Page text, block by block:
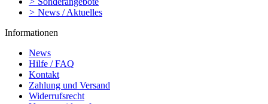
> News / Aktuelles
Informationen
News
Hilfe / FAQ
Kontakt
Zahlung und Versand
Widerrufsrecht